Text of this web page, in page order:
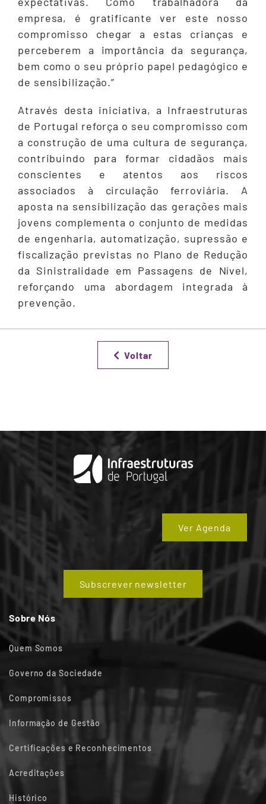
empresa, é gratificante ver este nosso
compromisso chegar a estas crianças e
perceberem a importância da segurança,
bem como o seu próprio papel pedagógico e
de sensibilização.”
Através desta iniciativa, a Infraestruturas
de Portugal reforça o seu compromisso com
a construção de uma cultura de segurança,
contribuindo para formar cidadãos mais
conscientes e atentos aos riscos
associados à circulação ferroviária. A
aposta na sensibilização das gerações mais
jovens complementa o conjunto de medidas
de engenharia, automatização, supressão e
fiscalização previstas no Plano de Redução
da Sinistralidade em Passagens de Nível,
reforçando uma abordagem integrada à
prevenção.
Voltar
Ver Agenda
Subscrever newsletter
Sobre Nós
Quem Somos
Governo da Sociedade
Compromissos
Informação de Gestão
Certificações e Reconhecimentos
Acreditações
Histórico